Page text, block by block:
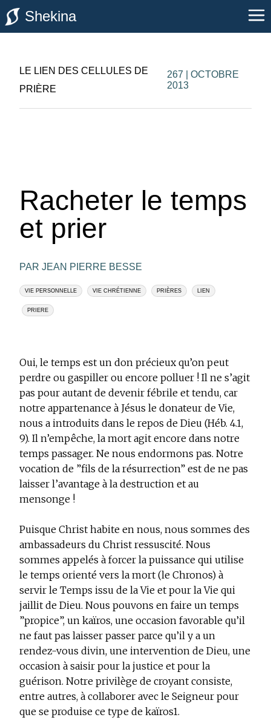
Shekina
LE LIEN DES CELLULES DE
PRIÈRE
267 | OCTOBRE
2013
Racheter le temps
et prier
PAR JEAN PIERRE BESSE
VIE PERSONNELLE VIE CHRÉTIENNE PRIÈRES LIEN
PRIERE
Oui, le temps est un don précieux qu’on peut
perdre ou gaspiller ou encore polluer ! Il ne s’agit
pas pour autant de devenir fébrile et tendu, car
notre appartenance à Jésus le donateur de Vie,
nous a introduits dans le repos de Dieu (Héb. 4.1,
9). Il n’empêche, la mort agit encore dans notre
temps passager. Ne nous endormons pas. Notre
vocation de ”fils de la résurrection” est de ne pas
laisser l’avantage à la destruction et au
mensonge !
Puisque Christ habite en nous, nous sommes des
ambassadeurs du Christ ressuscité. Nous
sommes appelés à forcer la puissance qui utilise
le temps orienté vers la mort (le Chronos) à
servir le Temps issu de la Vie et pour la Vie qui
jaillit de Dieu. Nous pouvons en faire un temps
”propice”, un kaïros, une occasion favorable qu’il
ne faut pas laisser passer parce qu’il y a un
rendez-vous divin, une intervention de Dieu, une
occasion à saisir pour la justice et pour la
guérison. Notre privilège de croyant consiste,
entre autres, à collaborer avec le Seigneur pour
que se produise ce type de kaïros1.